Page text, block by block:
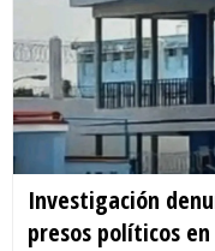
Investigación
presos políticos